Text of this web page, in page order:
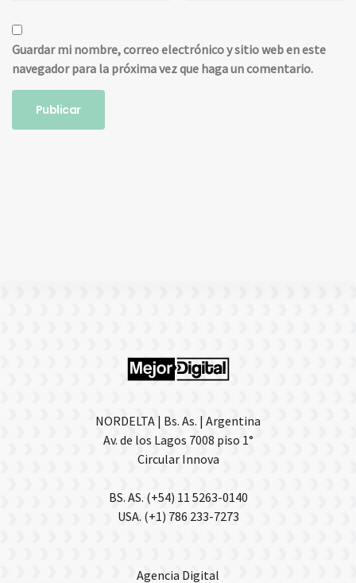
Guardar mi nombre, correo electrónico y sitio web en este
navegador para la próxima vez que haga un comentario.
NORDELTA | Bs. As. | Argentina
Av. de los Lagos 7008 piso 1°
Circular Innova
BS. AS. (+54) 11 5263-0140
USA. (+1) 786 233-7273
Agencia Digital